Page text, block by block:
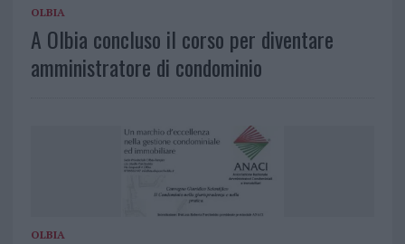
OLBIA
A Olbia concluso il corso per diventare
amministratore di condominio
OLBIA